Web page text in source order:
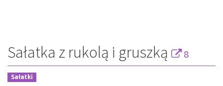
Sałatka z rukolą i gruszką 8
Sałatki